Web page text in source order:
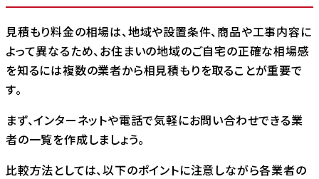
見積もり料金の相場は、地域や設置条件、商品や工事内容に
よって異なるため、お住まいの地域のご自宅の正確な相場感
を知るには複数の業者から相見積もりを取ることが重要で
す。
まず、インターネットや電話で気軽にお問い合わせできる業
者の一覧を作成しましょう。
比較方法としては、以下のポイントに注意しながら各業者の